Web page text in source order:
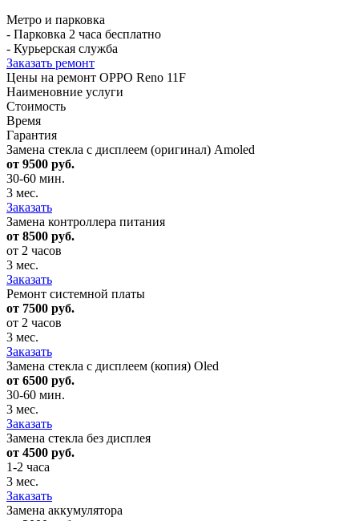
Метро и парковка
- Парковка 2 часа бесплатно
- Курьерская служба
Заказать ремонт
Цены на ремонт OPPO Reno 11F
Наименовние услуги
Стоимость
Время
Гарантия
Замена стекла с дисплеем (оригинал) Amoled
от 9500 руб.
30-60 мин.
3 мес.
Заказать
Замена контроллера питания
от 8500 руб.
от 2 часов
3 мес.
Заказать
Ремонт системной платы
от 7500 руб.
от 2 часов
3 мес.
Заказать
Замена стекла с дисплеем (копия) Oled
от 6500 руб.
30-60 мин.
3 мес.
Заказать
Замена стекла без дисплея
от 4500 руб.
1-2 часа
3 мес.
Заказать
Замена аккумулятора